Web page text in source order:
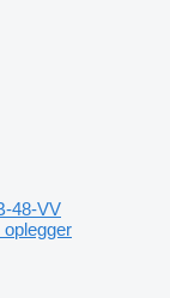
48-VV